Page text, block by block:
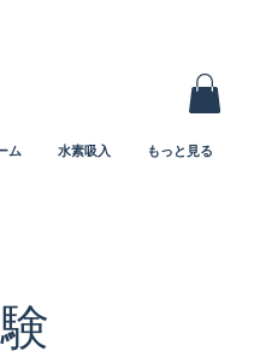
ム 水素吸入 もっと見る